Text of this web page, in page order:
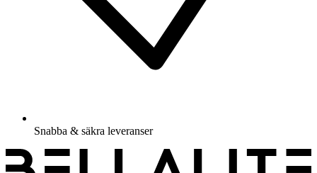
Snabba & säkra leveranser